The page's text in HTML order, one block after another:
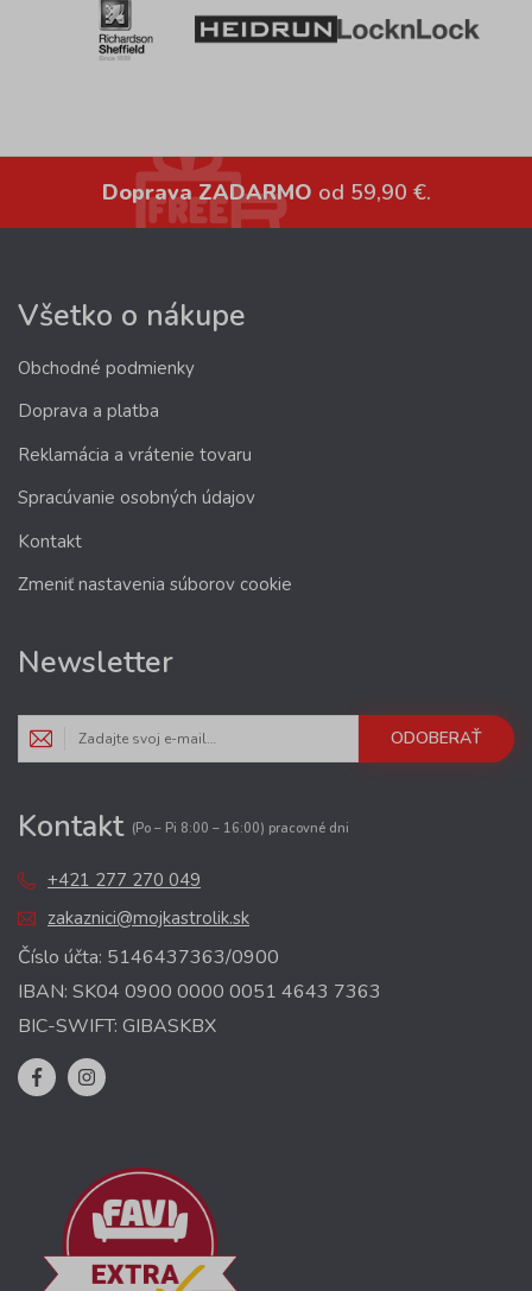
Doprava ZADARMO od 59,90 €.
Všetko o nákupe
Obchodné podmienky
Doprava a platba
Reklamácia a vrátenie tovaru
Spracúvanie osobných údajov
Kontakt
Zmeniť nastavenia súborov cookie
Newsletter
ODOBERAŤ
Kontakt (Po – Pi 8:00 – 16:00) pracovné dni
+421 277 270 049
zakaznici@mojkastrolik.sk
Číslo účta: 5146437363/0900
IBAN: SK04 0900 0000 0051 4643 7363
BIC-SWIFT: GIBASKBX